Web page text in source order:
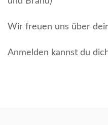
Wir freuen uns über
Anmelden kannst du